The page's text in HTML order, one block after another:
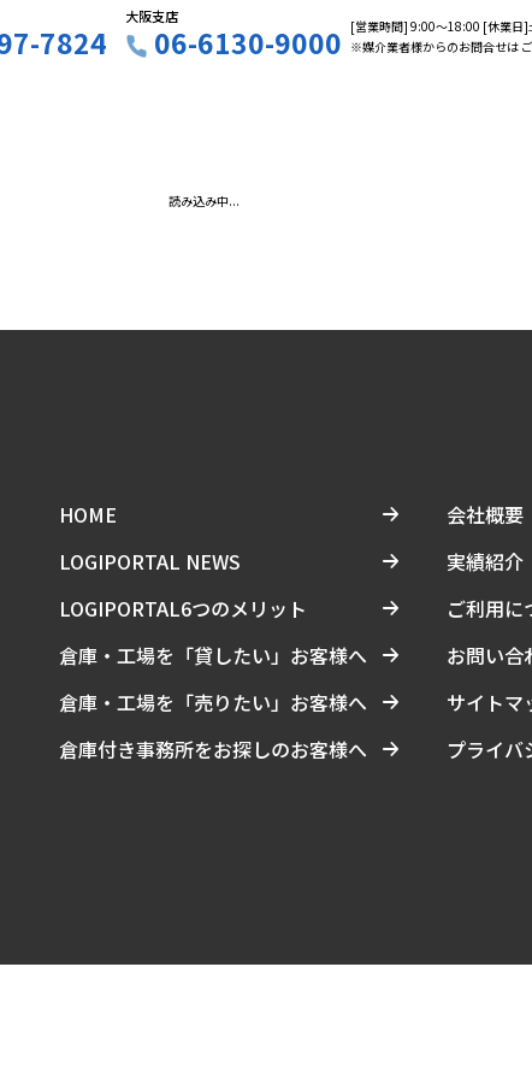
7824
大阪支店
06-6130-9000 [営業時間] 9:00〜18:00 [休業日]
※媒介業者様からのお問合せは ご
読み込み中...
HOME
LOGIPORTAL NEWS
LOGIPORTAL6つのメリット
倉庫・工場を「貸したい」お客様へ
倉庫・工場を「売りたい」お客様へ
倉庫付き事務所をお探しのお客様へ
会社概要
実績紹介
ご利用に
お問い合
サイトマ
プライバ